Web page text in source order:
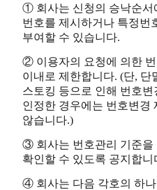
① 회사는 신청의 승낙순서
번호를 제시하거나 특정번
부여할 수 있습니다.
② 이용자의 요청에 의한 번
이내로 제한합니다. (단, 단
스토킹 등으로 인해 번호
인정한 경우에는 번호변경
않습니다.)
③ 회사는 번호관리 기준을
확인할 수 있도록 공지합니
④ 회사는 다음 각호의 하